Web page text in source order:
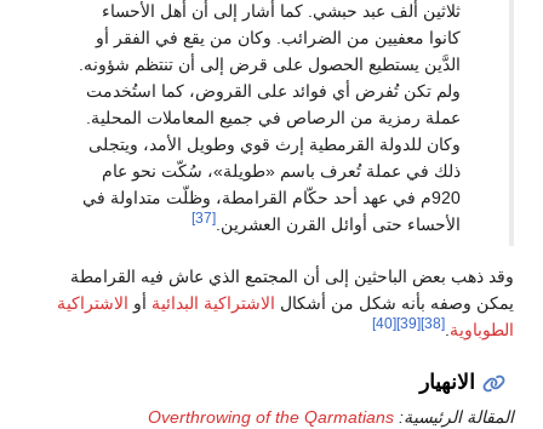
ثلاثين ألف عبد حبشي. كما أشار إلى أن أهل الأحساء
كانوا معفيين من الضرائب. وكان من يقع في الفقر أو
الدَّين يستطيع الحصول على قرض إلى أن تنتظم شؤونه.
ولم تكن تُفرض أي فوائد على القروض، كما استُخدمت
عملة رمزية من الرصاص في جميع المعاملات المحلية.
وكان للدولة القرمطية إرث قوي وطويل الأمد، ويتجلى
ذلك في عملة تُعرف باسم «طويلة»، سُكّت نحو عام
920م في عهد أحد حكّام القرامطة، وظلّت متداولة في
الأحساء حتى أوائل القرن العشرين.
وقد ذهب بعض الباحثين إلى أن المجتمع الذي عاش فيه القرامطة
يمكن وصفه بأنه شكل من أشكال الاشتراكية البدائيةأو الاشتراكية
الطوباوية.
[39]
[40]
الانهيار
المقالة الرئيسية: Overthrowing of the Qarmatians